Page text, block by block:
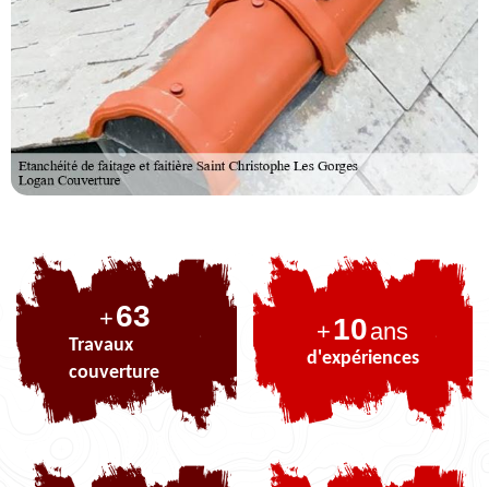
+77
Travaux
couverture
+10ans
d'expériences